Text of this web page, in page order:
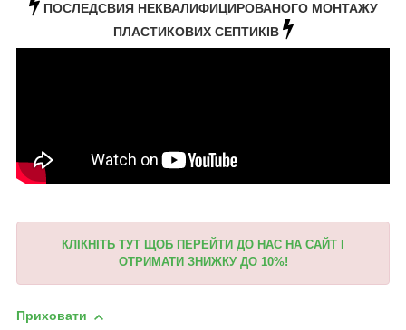
ПОСЛЕДСВИЯ НЕКВАЛИФИЦИРОВАНОГО МОНТАЖУ
ПЛАСТИКОВИХ СЕПТИКІВ
КЛІКНІТЬ ТУТ ЩОБ ПЕРЕЙТИ ДО НАС НА САЙТ І
ОТРИМАТИ ЗНИЖКУ ДО 10%!
Приховати